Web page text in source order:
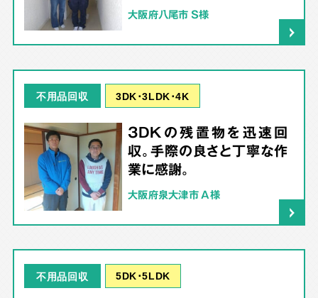
大阪府八尾市 S様
不用品回収 3DK･3LDK･4K
3DKの残置物を迅速回
収。手際の良さと丁寧な作
業に感謝。
大阪府泉大津市 A様
不用品回収 5DK･5LDK